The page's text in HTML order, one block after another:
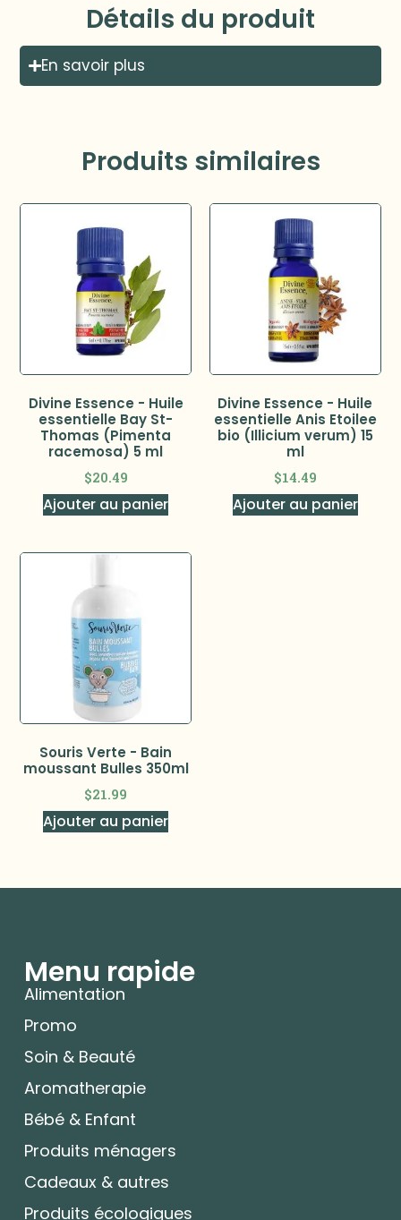
Détails du produit
En savoir plus
Produits similaires
Divine Essence - Huile
essentielle Bay St-
Thomas (Pimenta
racemosa) 5 ml
$20.49
Ajouter au panier
Divine Essence - Huile
essentielle Anis Etoilee
bio (Illicium verum) 15
ml
$14.49
Ajouter au panier
Souris Verte - Bain
moussant Bulles 350ml
$21.99
Ajouter au panier
Menu rapide
Alimentation
Promo
Soin & Beauté
Aromatherapie
Bébé & Enfant
Produits ménagers
Cadeaux & autres
Produits écologiques